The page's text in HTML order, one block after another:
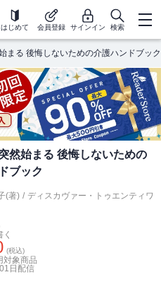
はじめて 会員登録 サインイン 検索
まる 後悔しないための介護ハンドブック
然始まる 後悔しないための
ブック
(著) / ディスカヴァー・トゥエンティワ
(税込)
対象商品
日 配信